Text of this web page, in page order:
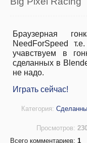
Браузерная
NeedForSpeed
учавствуем в
сделанных в
не надо.
Играть сейчас!
Категория:
Просмотров:
Всего комментариев: 1